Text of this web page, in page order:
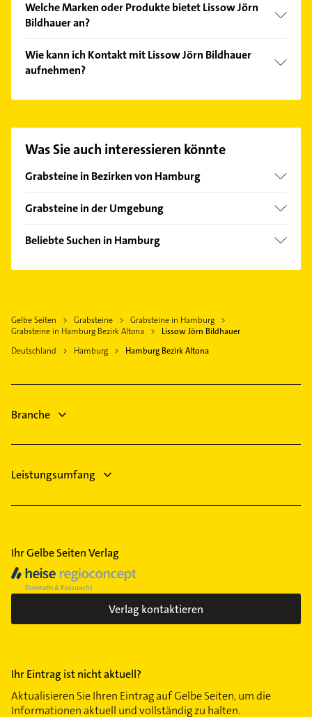
Welche Marken oder Produkte bietet Lissow Jörn
Bildhauer an?
Grabsteine und Skulpturen.
Wie kann ich Kontakt mit Lissow Jörn Bildhauer
aufnehmen?
finden Sie alleKontaktdaten.
Was Sie auch interessieren könnte
Grabsteine in Bezirken von Hamburg
Bezirk Bergedorf
Bezirk Hamburg-Mitte
Hamburg-Altstadt
Grabsteine in der Umgebung
Norderstedt
Buchholz in der Nordheide
Beliebte Suchen in Hamburg
Krankengymnastik
Logopädie
Kanalreinigung
Kammerjäger
Gelbe Seiten Grabsteine
Grabsteine in Hamburg
Grabsteine in Hamburg Bezirk Altona
Lissow Jörn Bildhauer
Deutschland
Hamburg Hamburg Bezirk Altona
Branche
Leistungsumfang
Ihr Gelbe Seiten Verlag
Verlag kontaktieren
Ihr Eintrag ist nicht aktuell?
Aktualisieren Sie Ihren Eintrag auf Gelbe Seiten, um die
Informationen aktuell und vollständig zu halten.